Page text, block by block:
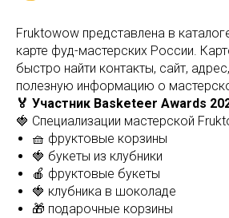
Fruktowow представлена в
карте фуд-мастерских России.
быстро найти контакты, сайт,
полезную информацию о
🏅 Участник Basketeer Awards
🍓 Специализации мастерской
🧺 фруктовые корзины
🍓 букеты из клубники
🍎 фруктовые букеты
🍓 клубника в шоколаде
🎁 подарочные корзины